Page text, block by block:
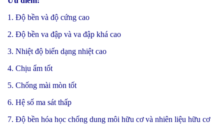
1. Độ bền và độ cứng cao
2. Độ bền va đập và va đập khá cao
3. Nhiệt độ biến dạng nhiệt cao
4. Chịu ẩm tốt
5. Chống mài mòn tốt
6. Hệ số ma sát thấp
7. Độ bền hóa học chống dung môi hữu cơ và nhiên liệu hữu cơ